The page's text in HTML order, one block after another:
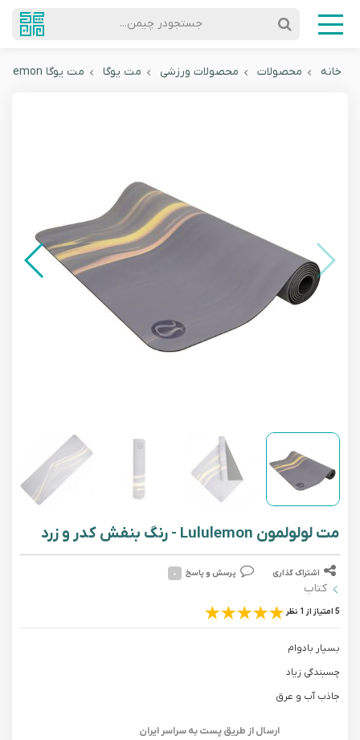
جستجودر چیمن...
خانه محصولات محصولات ورزشی مت یوگا مت یوگا Lululemon
مت لولولمون Lululemon - رنگ بنفش کدر و زرد
اشتراک گذاری پرسش و پاسخ ۰
کتاب
5 امتیاز از 1 نظر
بسیار بادوام
چسبندگی زیاد
جاذب آب و عرق
ارسال از طریق پست به سراسر ایران